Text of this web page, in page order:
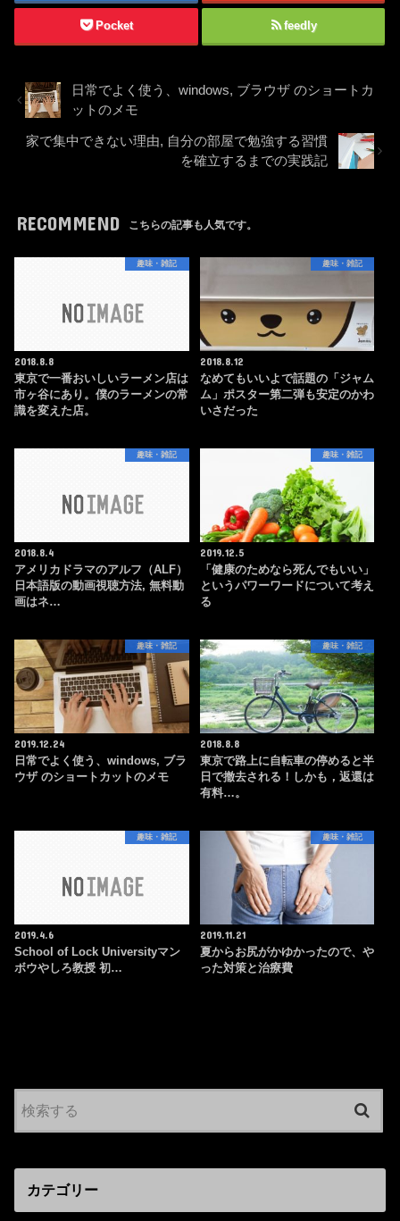
Pocket feedly
日常でよく使う、windows, ブラウザ のショートカ
ットのメモ
家で集中できない理由, 自分の部屋で勉強する習慣
を確立するまでの実践記
RECOMMEND こちらの記事も人気です。
趣味・雑記
2018.8.8
東京で一番おいしいラーメン店は
市ヶ谷にあり。僕のラーメンの常
識を変えた店。
趣味・雑記
2018.8.12
なめてもいいよで話題の「ジャム
ム」ポスター第二弾も安定のかわ
いさだった
趣味・雑記
2018.8.4
アメリカドラマのアルフ（ALF）
日本語版の動画視聴方法, 無料動
画はネ…
趣味・雑記
2019.12.5
「健康のためなら死んでもいい」
というパワーワードについて考え
る
趣味・雑記
2019.12.24
日常でよく使う、windows, ブラ
ウザ のショートカットのメモ
趣味・雑記
2018.8.8
東京で路上に自転車の停めると半
日で撤去される！しかも，返還は
有料…。
趣味・雑記
2019.4.6
School of Lock Universityマン
ボウやしろ教授 初…
趣味・雑記
2019.11.21
夏からお尻がかゆかったので、や
った対策と治療費
カテゴリー